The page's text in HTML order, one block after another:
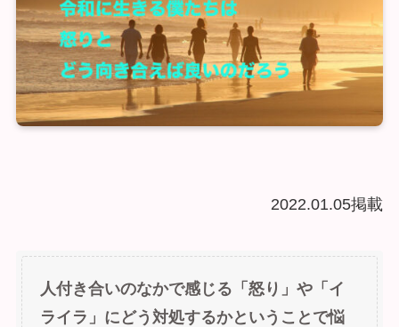
2022.01.05掲載
人付き合いのなかで感じる「怒り」や「イ
ライラ」にどう対処するかということで悩